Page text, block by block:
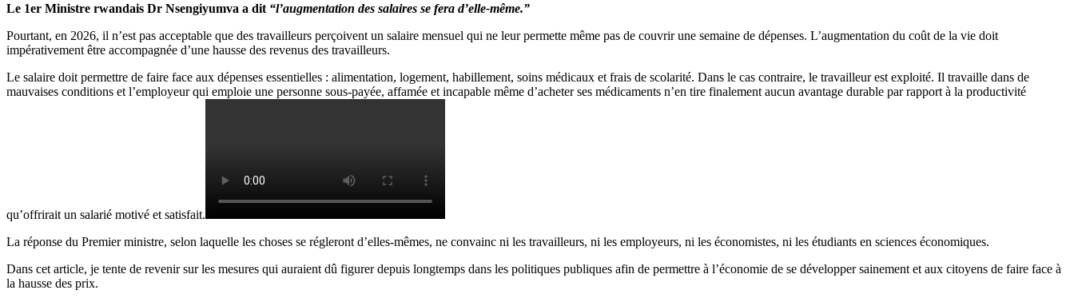
Le 1er Ministre rwandais Dr Nsengiyumva a dit “l’augmentation des salaires se fera d’elle-même.”
Pourtant, en 2026, il n’est pas acceptable que des travailleurs perçoivent un salaire mensuel qui ne leur permette même pas de couvrir une semaine de dépenses. L’augmentation du coût de la vie doit
impérativement être accompagnée d’une hausse des revenus des travailleurs.
Le salaire doit permettre de faire face aux dépenses essentielles : alimentation, logement, habillement, soins médicaux et frais de scolarité. Dans le cas contraire, le travailleur est exploité. Il travaille dans de
mauvaises conditions et l’employeur qui emploie une personne sous-payée, affamée et incapable même d’acheter ses médicaments n’en tire finalement aucun avantage durable par rapport à la productivité
qu’offrirait un salarié motivé et satisfait.
La réponse du Premier ministre, selon laquelle les choses se régleront d’elles-mêmes, ne convainc ni les travailleurs, ni les employeurs, ni les économistes, ni les étudiants en sciences économiques.
Dans cet article, je tente de revenir sur les mesures qui auraient dû figurer depuis longtemps dans les politiques publiques afin de permettre à l’économie de se développer sainement et aux citoyens de faire face à
la hausse des prix.